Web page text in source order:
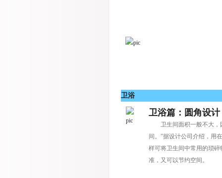
卫浴
卫浴篇：圆角设
卫生间面积一般不大
间。”据设计公司介绍，用
样可将卫生间中常用的琐
准，又可以节约空间。